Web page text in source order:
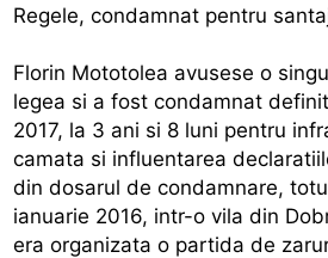
Regele, condamnat pentru
Florin Mototolea avusese o
legea si a fost condamnat
2017, la 3 ani si 8 luni pentru
camata si influentarea
din dosarul de condamnare,
ianuarie 2016, intr-o vila din
era organizata o partida de